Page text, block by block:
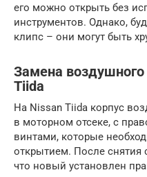
его можно открыть без
инструментов. Однако,
клипс – они могут быть
Замена
Tiida
На Nissan Tiida корпус
в моторном отсеке, с
винтами, которые
открытием. После снятия
что новый установлен